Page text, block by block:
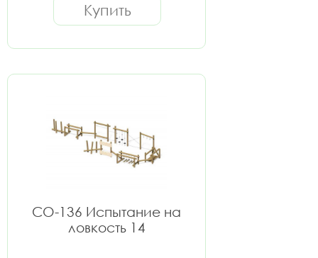
Купить
СО-136 Испытание на
ловкость 14